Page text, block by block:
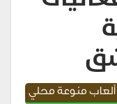
ألعاب منوعة محلي